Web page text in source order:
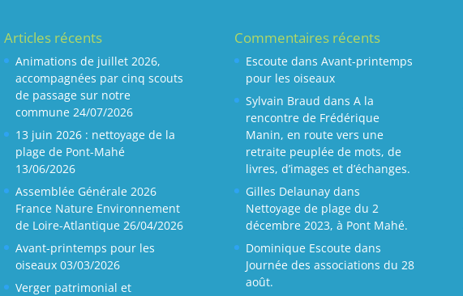
Articles récents
Animations de juillet 2026,
accompagnées par cinq scouts
de passage sur notre
commune 24/07/2026
13 juin 2026 : nettoyage de la
plage de Pont-Mahé
13/06/2026
Assemblée Générale 2026
France Nature Environnement
de Loire-Atlantique 26/04/2026
Avant-printemps pour les
oiseaux 03/03/2026
Verger patrimonial et
Commentaires récents
Escoutedans Avant-printemps
pour les oiseaux
Sylvain Braud dans A la
rencontre de Frédérique
Manin, en route vers une
retraite peuplée de mots, de
livres, d’images et d’échanges.
Gilles Delaunaydans
Nettoyage de plage du 2
décembre 2023, à Pont Mahé.
Dominique Escoutedans
Journée des associations du 28
août.